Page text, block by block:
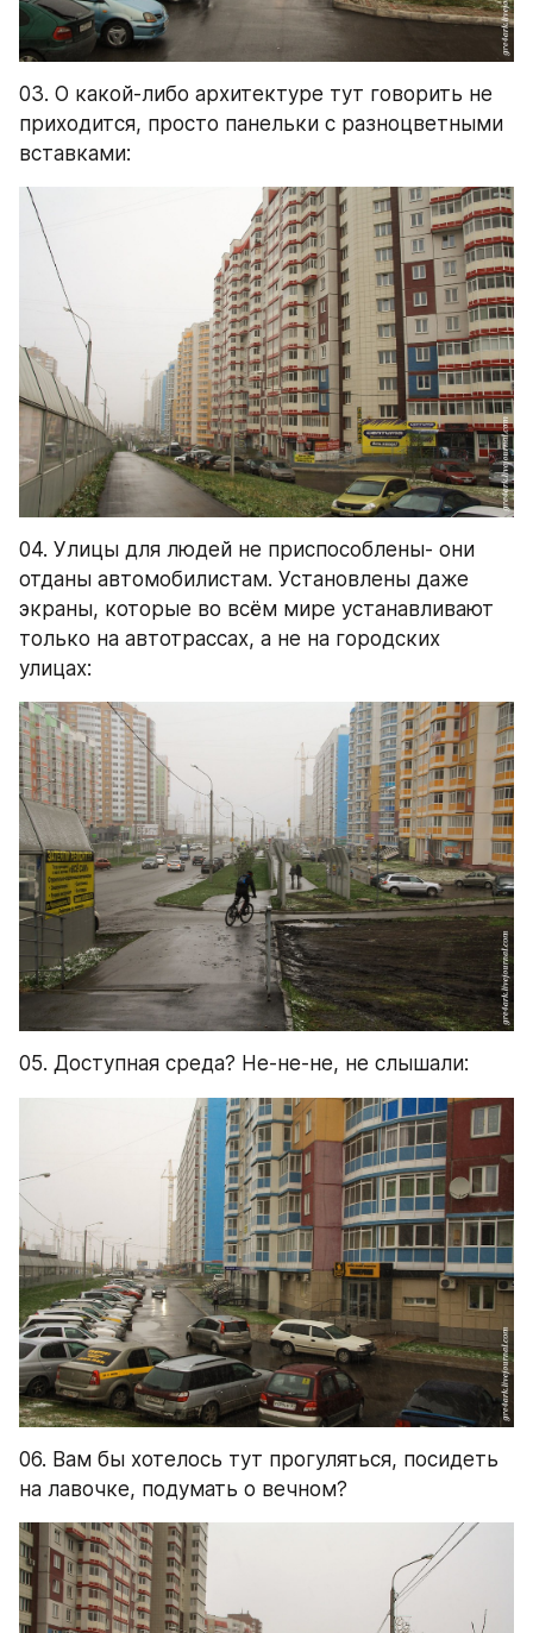
03. О какой-либо архитектуре тут говорить не
приходится, просто панельки с разноцветными
вставками:
04. Улицы для людей не приспособлены- они
отданы автомобилистам. Установлены даже
экраны, которые во всём мире устанавливают
только на автотрассах, а не на городских
улицах:
05. Доступная среда? Не-не-не, не слышали:
06. Вам бы хотелось тут прогуляться, посидеть
на лавочке, подумать о вечном?